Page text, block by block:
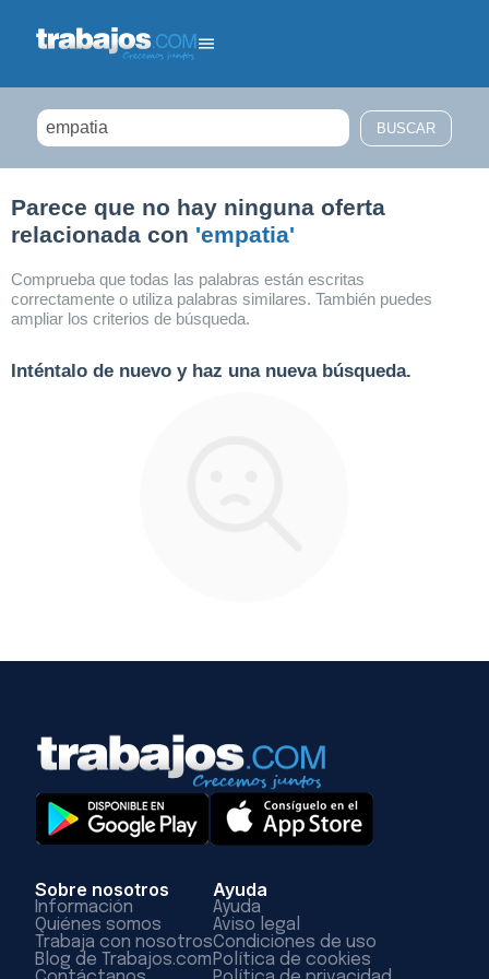
Parece que no hay ninguna oferta
relacionada con 'empatia'
Comprueba que todas las palabras están escritas
correctamente o utiliza palabras similares. También puedes
ampliar los criterios de búsqueda.
Inténtalo de nuevo y haz una nueva búsqueda.
Sobre nosotros
Información
Quiénes somos
Trabaja con nosotros
Blog de Trabajos.com
Ayuda
Ayuda
Aviso legal
Condiciones de uso
Política de cookies